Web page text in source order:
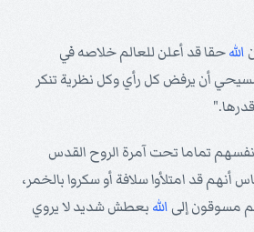
اللهحقا قد أعلن للعالم خلاصه في
أن يرفض كل رأي وكل نظرية تنكر
تماما تحت آمرة الروح القدس
قد امتلأوا سلافة أو سكروا بالخمر،
مسوقون إلى الله بعطش شديد لا يروي